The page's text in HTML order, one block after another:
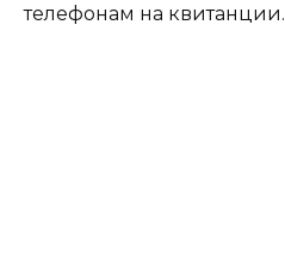
телефонам на квитанции.